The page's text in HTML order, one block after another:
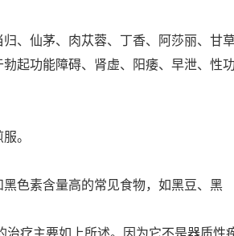
仙茅、肉苁蓉、丁香、阿莎丽、甘
起功能障碍、肾虚、阳痿、早泄、性功
。
色素含量高的常见食物，如黑豆、黑
疗主要如上所述。因为它不是器质性